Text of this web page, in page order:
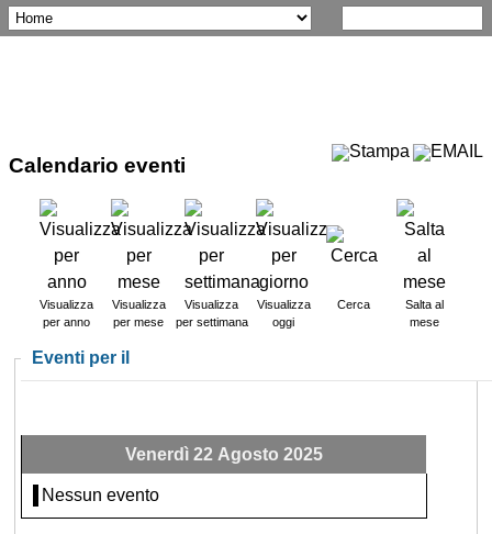
Calendario eventi
Visualizza
per anno
Visualizza
per mese
Visualizza
per settimana
Visualizza
oggi
Cerca
Salta al
mese
Eventi per il
Venerdì 22 Agosto 2025
Nessun evento